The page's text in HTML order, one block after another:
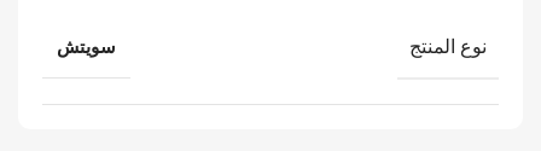
نوع المنتج سويتش